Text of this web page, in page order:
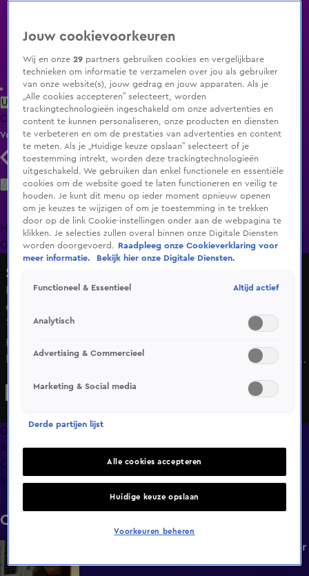
Uitzending Gemist Populaire programma's Zenders Genres
ClipsFilmsRadioSmart TV inlogShop
Volg KIJK
Zoeken
HomeUitzending Gemist Programma's De Bondgenoten
OranjezomerLivestreamsShop
Steenrijk, Straatarm
Roosmarie geniet met gezin van thuisbezorgde spareribs
en patat
5 juni 2025, 22:46
Roosmarie beleeft samen met haar moeder en drie
kinderen een onbezorgde tijd in de prachtige woning van
dit keer van een bezorgde maaltijd aan huis, en dat is
Overzicht
Afleveringen
Clips
Info
Clips
0:52 Moeder gaat voor 600 euro naar de kapper
Jouw cookievoorkeuren
Wij en onze29 partners gebruiken cookies en vergelijkbare
technieken om informatie te verzamelen over jou als gebruiker
van onze website(s), jouw gedrag en jouw apparaten. Als je
„Alle cookies accepteren” selecteert, worden
trackingtechnologieën ingeschakeld om onze advertenties en
content te kunnen personaliseren, onze producten en diensten
te verbeteren en om de prestaties van advertenties en content
te meten. Als je „Huidige keuze opslaan” selecteert of je
toestemming intrekt, worden deze trackingtechnologieën
uitgeschakeld. We gebruiken dan enkel functionele en essentiële
cookies om de website goed te laten functioneren en veilig te
houden. Je kunt dit menu op ieder moment opnieuw openen
om je keuzes te wijzigen of om je toestemming in te trekken
door op de link Cookie-instellingen onder aan de webpagina te
klikken. Je selecties zullen overal binnen onze Digitale Diensten
worden doorgevoerd.
Raadpleeg onze Cookieverklaring voor
meer informatie.
Bekijk hier onze Digitale Diensten.
Functioneel & Essentieel Altijd actief
Analytisch
Advertising & Commercieel
Marketing & Social media
Derde partijen lijst
Alle cookies accepteren
Huidige keuze opslaan
Voorkeuren beheren